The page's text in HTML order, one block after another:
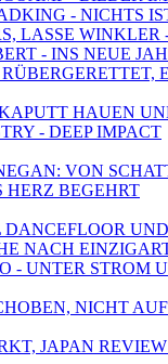
- NICHTS
LASSE WINKLER
- INS NEUE
HAUEN
- DEEP IMPACT
VON
HERZ BEGEHRT
DANCEFLOOR
NACH
- UNTER STROM
NICHT
JAPAN